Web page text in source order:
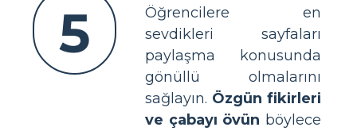
5
Öğrencilere en
sevdikleri sayfaları
paylaşma konusunda
gönüllü olmalarını
sağlayın. Özgün fikirleri
ve çabayı övün böylece